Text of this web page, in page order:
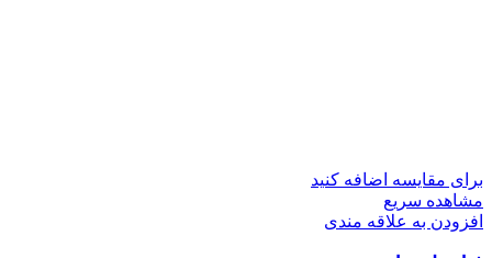
برای مقایسه اضافه کنید
مشاهده سریع
افزودن به علاقه مندی